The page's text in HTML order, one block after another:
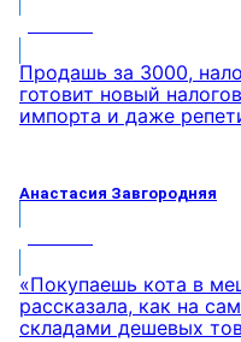
Продашь за 3000,
готовит новый
импорта и даже
Анастасия Завгородняя
«Покупаешь кота в
рассказала, как на
складами дешевых